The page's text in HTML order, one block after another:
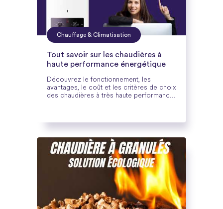
Chauffage & Climatisation
Tout savoir sur les chaudières à
haute performance énergétique
Découvrez le fonctionnement, les
avantages, le coût et les critères de choix
des chaudières à très haute performance